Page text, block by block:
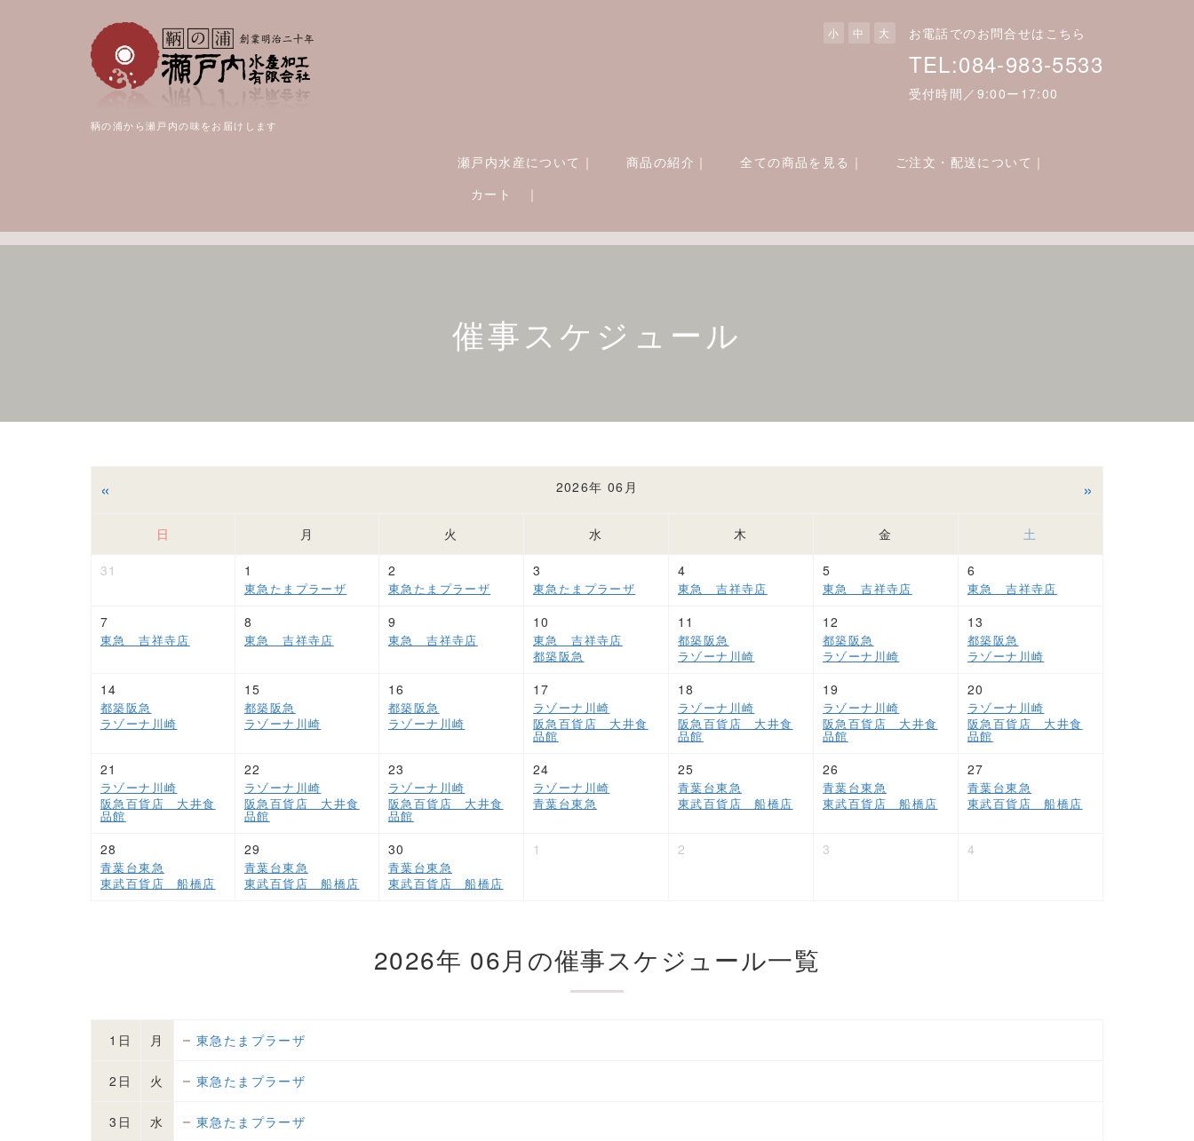
鞆の浦から瀬戸内の味をお届けします
お電話でのお問合せはこちら
TEL:084-983-5533
受付時間／9:00ー17:00
小 中 大
瀬戸内水産について｜ 商品の紹介｜ 全ての商品を見る｜
ご注文・配送について｜
カート ｜
催事スケジュール
« 2026年 06月 »
日 月 火 水 木 金 土
31 1
東急たまプラーザ
2
東急たまプラーザ
3
東急たまプラーザ
4
東急 吉祥寺店
5
東急 吉祥寺店
6
東急 吉祥寺店
7
東急 吉祥寺店
8
東急 吉祥寺店
9
東急 吉祥寺店
10
東急 吉祥寺店
都築阪急
11
都築阪急
ラゾーナ川崎
12
都築阪急
ラゾーナ川崎
13
都築阪急
ラゾーナ川崎
14
都築阪急
ラゾーナ川崎
15
都築阪急
ラゾーナ川崎
16
都築阪急
ラゾーナ川崎
17
ラゾーナ川崎
阪急百貨店 大井食
品館
18
ラゾーナ川崎
阪急百貨店 大井食
品館
19
ラゾーナ川崎
阪急百貨店 大井食
品館
20
ラゾーナ川崎
阪急百貨店 大井食
品館
21
ラゾーナ川崎
阪急百貨店 大井食
品館
22
ラゾーナ川崎
阪急百貨店 大井食
品館
23
ラゾーナ川崎
阪急百貨店 大井食
品館
24
ラゾーナ川崎
青葉台東急
25
青葉台東急
東武百貨店 船橋店
26
青葉台東急
東武百貨店 船橋店
27
青葉台東急
東武百貨店 船橋店
28
青葉台東急
東武百貨店 船橋店
29
青葉台東急
東武百貨店 船橋店
30
青葉台東急
東武百貨店 船橋店
1 2 3 4
2026年 06月の催事スケジュール一覧
1日 月 東急たまプラーザ
2日 火 東急たまプラーザ
3日 水 東急たまプラーザ